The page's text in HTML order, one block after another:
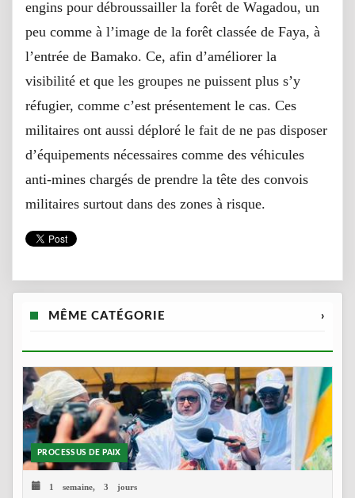
engins pour débroussailler la forêt de Wagadou, un
peu comme à l’image de la forêt classée de Faya, à
l’entrée de Bamako. Ce, afin d’améliorer la
visibilité et que les groupes ne puissent plus s’y
réfugier, comme c’est présentement le cas. Ces
militaires ont aussi déploré le fait de ne pas disposer
d’équipements nécessaires comme des véhicules
anti-mines chargés de prendre la tête des convois
militaires surtout dans des zones à risque.
MÊME CATÉGORIE ›
PROCESSUS DE PAIX
1 semaine, 3 jours